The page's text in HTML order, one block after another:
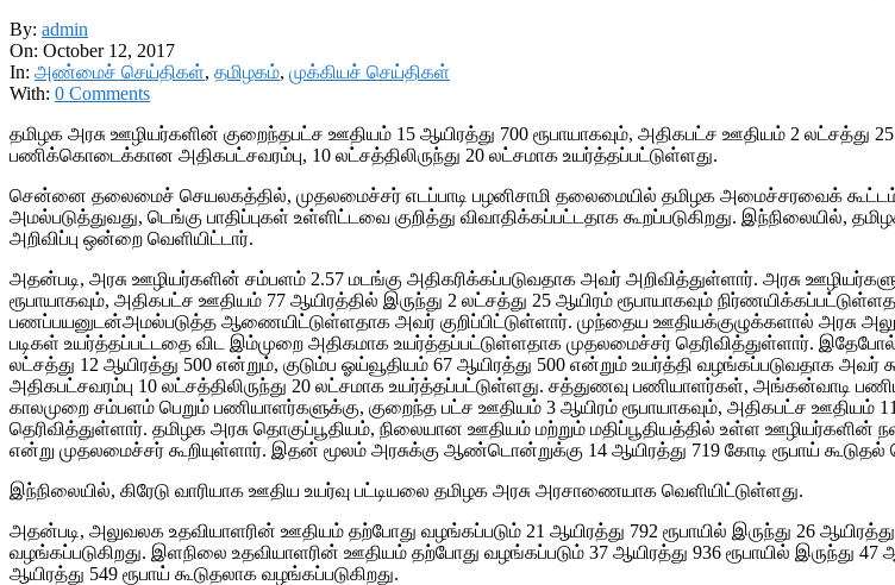
By: admin
On: October 12, 2017
In: அண்மைச் செய்திகள், தமிழகம், முக்கியச் செய்திகள்
With: 0 Comments
தமிழக அரசு ஊழியர்களின் குறைந்தபட்ச ஊதியம் 15 ஆயிரத்து 700 ரூபாயாகவும், அதிகபட்ச ஊதியம் 2 லட்சத்து
பணிக்கொடைக்கான அதிகபட்சவரம்பு, 10 லட்சத்திலிருந்து 20 லட்சமாக உயர்த்தப்பட்டுள்ளது.
சென்னை தலைமைச் செயலகத்தில், முதலமைச்சர் எடப்பாடி பழனிசாமி தலைமையில் தமிழக அமைச்சரவைக் கூட்டம்,
அமல்படுத்துவது, டெங்கு பாதிப்புகள் உள்ளிட்டவை குறித்து விவாதிக்கப்பட்டதாக கூறப்படுகிறது. இந்நிலையில்,
அறிவிப்பு ஒன்றை வெளியிட்டார்.
அதன்படி, அரசு ஊழியர்களின் சம்பளம் 2.57 மடங்கு அதிகரிக்கப்படுவதாக அவர் அறிவித்துள்ளார். அரசு
ரூபாயாகவும், அதிகபட்ச ஊதியம் 77 ஆயிரத்தில் இருந்து 2 லட்சத்து 25 ஆயிரம் ரூபாயாகவும்
பணப்பயனுடன்அமல்படுத்த ஆணையிட்டுள்ளதாக அவர் குறிப்பிட்டுள்ளார். முந்தைய ஊதியக்குழுக்களால் அரசு
படிகள் உயர்த்தப்பட்டதை விட இம்முறை அதிகமாக உயர்த்தப்பட்டுள்ளதாக முதலமைச்சர் தெரிவித்துள்ளார்.
லட்சத்து 12 ஆயிரத்து 500 என்றும், குடும்ப ஓய்வூதியம் 67 ஆயிரத்து 500 என்றும் உயர்த்தி வழங்கப்படுவதாக
அதிகபட்சவரம்பு 10 லட்சத்திலிருந்து 20 லட்சமாக உயர்த்தப்பட்டுள்ளது. சத்துணவு பணியாளர்கள், அங்கன்வாடி
காலமுறை சம்பளம் பெறும் பணியாளர்களுக்கு, குறைந்த பட்ச ஊதியம் 3 ஆயிரம் ரூபாயாகவும், அதிகபட்ச ஊதியம்
தெரிவித்துள்ளார். தமிழக அரசு தொகுப்பூதியம், நிலையான ஊதியம் மற்றும் மதிப்பூதியத்தில் உள்ள
என்று முதலமைச்சர் கூறியுள்ளார். இதன் மூலம் அரசுக்கு ஆண்டொன்றுக்கு 14 ஆயிரத்து 719 கோடி ரூபாய் கூடுதல்
இந்நிலையில், கிரேடு வாரியாக ஊதிய உயர்வு பட்டியலை தமிழக அரசு அரசாணையாக வெளியிட்டுள்ளது.
அதன்படி, அலுவலக உதவியாளரின் ஊதியம் தற்போது வழங்கப்படும் 21 ஆயிரத்து 792 ரூபாயில் இருந்து 26
வழங்கப்படுகிறது. இளநிலை உதவியாளரின் ஊதியம் தற்போது வழங்கப்படும் 37 ஆயிரத்து 936 ரூபாயில் இருந்து
ஆயிரத்து 549 ரூபாய் கூடுதலாக வழங்கப்படுகிறது.